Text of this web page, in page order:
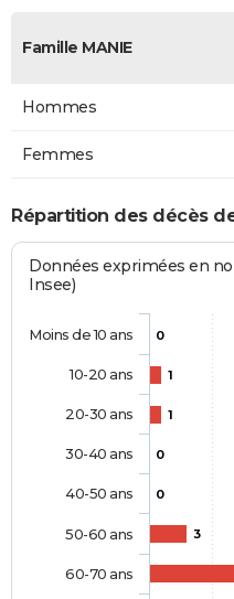
Famille MANIE
Hommes
Femmes
Répartition des décès
Données exprimées en
Insee)
0
1
1
0
0
3
Moins de 10 ans
10-20 ans
20-30 ans
30-40 ans
40-50 ans
50-60 ans
60-70 ans